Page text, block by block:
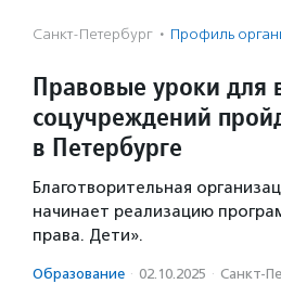
Санкт-Петербург · Профиль
Правовые уроки для
соцучреждений
в Петербурге
Благотворительная
начинает реализацию
права. Дети».
Образование · 02.10.2025 · Санкт-